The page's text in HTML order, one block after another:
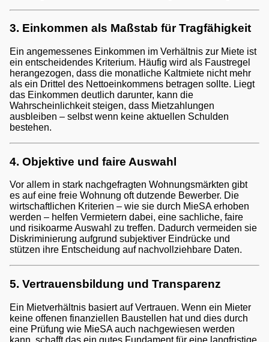
3. Einkommen als Maßstab für Tragfähigkeit
Ein angemessenes Einkommen im Verhältnis zur Miete ist
ein entscheidendes Kriterium. Häufig wird als Faustregel
herangezogen, dass die monatliche Kaltmiete nicht mehr
als ein Drittel des Nettoeinkommens betragen sollte. Liegt
das Einkommen deutlich darunter, kann die
Wahrscheinlichkeit steigen, dass Mietzahlungen
ausbleiben – selbst wenn keine aktuellen Schulden
bestehen.
4. Objektive und faire Auswahl
Vor allem in stark nachgefragten Wohnungsmärkten gibt
es auf eine freie Wohnung oft dutzende Bewerber. Die
wirtschaftlichen Kriterien – wie sie durch MieSA erhoben
werden – helfen Vermietern dabei, eine sachliche, faire
und risikoarme Auswahl zu treffen. Dadurch vermeiden sie
Diskriminierung aufgrund subjektiver Eindrücke und
stützen ihre Entscheidung auf nachvollziehbare Daten.
5. Vertrauensbildung und Transparenz
Ein Mietverhältnis basiert auf Vertrauen. Wenn ein Mieter
keine offenen finanziellen Baustellen hat und dies durch
eine Prüfung wie MieSA auch nachgewiesen werden
kann, schafft das ein gutes Fundament für eine langfristige